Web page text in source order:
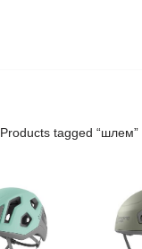
Products tagged “шлем”